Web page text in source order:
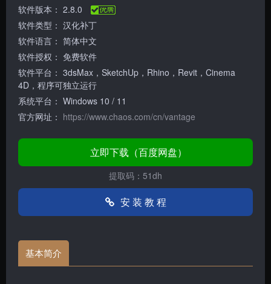
软件版本： 2.8.0
软件类型： 汉化补丁
软件语言： 简体中文
软件授权： 免费软件
软件平台： 3dsMax，SketchUp，Rhino，Revit，Cinema
4D，程序可独立运行
系统平台： Windows 10 / 11
官方网址： https://www.chaos.com/cn/vantage
立即下载（百度网盘）
提取码：51dh
安 装 教 程
基本简介